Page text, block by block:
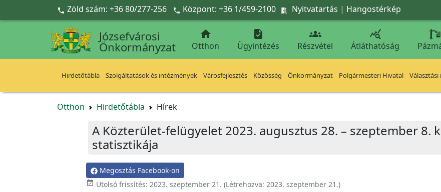
Ugrás a fő tartalomra
 Zöld szám: +36 80/277-256  Központ: +36 1/459-2100  Nyitvatartás | Hangostérkép
Józsefvárosi
Önkormányzat

Otthon

Ügyintézés

Részvétel

Átláthatóság
Hirdetőtábla Szolgáltatások és intézmények Városfejlesztés Közösség Önkormányzat Polgármesteri Hivatal
Otthon Hirdetőtábla Hírek
A Közterület-felügyelet 2023. augusztus 28. – szeptember 8.
statisztikája
Megosztás Facebook-on
 Utolsó frissítés: 2023. szeptember 21. (Létrehozva: 2023. szeptember 21.)